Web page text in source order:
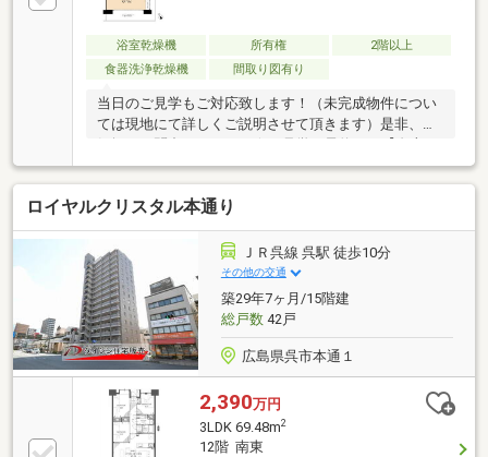
浴室乾燥機 所有権
2階以上
食器洗浄乾燥機
間取り図有り
当日のご見学もご対応致します！（未完成物件につい
ては現地にて詳しくご説明させて頂きます）是非、お
見学予約する（無料)】をクリック！トータテ住宅販売
（株）東営業所まで！！0120-412-730広島県内に５店
舗！地域密着型のトータテ！【取扱物件７０８７件
その内未公開物件３０９４件ご用意しています】トー
タテのホームページもぜひご覧くださ
い！!https://jyuhan.totate.co.jp/
ロイヤルクリスタル本通り
ＪＲ呉線 呉駅 徒歩10分
その他の交通
築29年7ヶ月/15階建
総戸数42戸
広島県呉市本通１
2,390万円
3LDK 69.48m2
12階 南東